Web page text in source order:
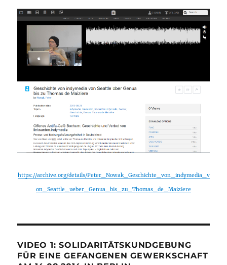
https://archive.org/details/Peter_Nowak_Geschichte_von_indymedia_v
on_Seattle_ueber_Genua_bis_zu_Thomas_de_Maiziere
VIDEO 1: SOLIDARITÄTSKUNDGEBUNG
FÜR EINE GEFANGENEN GEWERKSCHAFT